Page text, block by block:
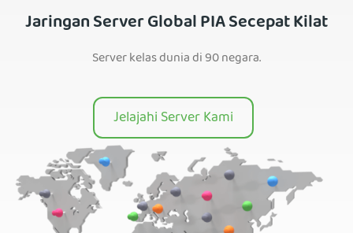
Jaringan Server Global PIA Secepat Kilat
Server kelas dunia di 90 negara.
Jelajahi Server Kami